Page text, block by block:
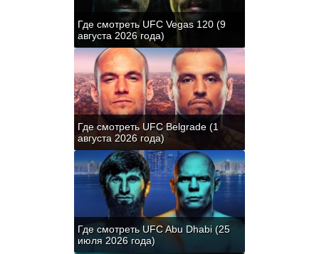
Где смотреть UFC Vegas 120 (9
августа 2026 года)
Где смотреть UFC Belgrade (1
августа 2026 года)
Где смотреть UFC Abu Dhabi (25
июля 2026 года)